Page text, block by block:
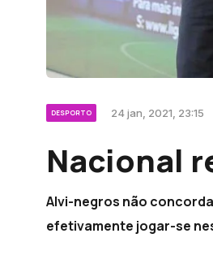
DESPORTO 24 jan, 2021, 23:15
Nacional
Alvi-negros não
efetivamente jogar-se